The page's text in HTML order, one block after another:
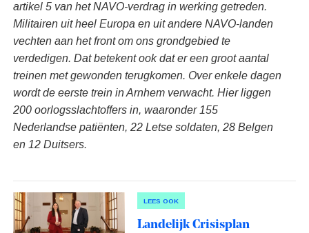
artikel 5 van het NAVO-verdrag in werking getreden.
Militairen uit heel Europa en uit andere NAVO-landen
vechten aan het front om ons grondgebied te
verdedigen. Dat betekent ook dat er een groot aantal
treinen met gewonden terugkomen. Over enkele dagen
wordt de eerste trein in Arnhem verwacht. Hier liggen
200 oorlogsslachtoffers in, waaronder 155
Nederlandse patiënten, 22 Letse soldaten, 28 Belgen
en 12 Duitsers.
LEES OOK
Landelijk Crisisplan